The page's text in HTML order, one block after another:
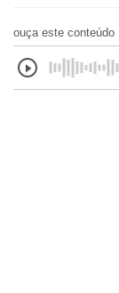
ouça este conteúdo